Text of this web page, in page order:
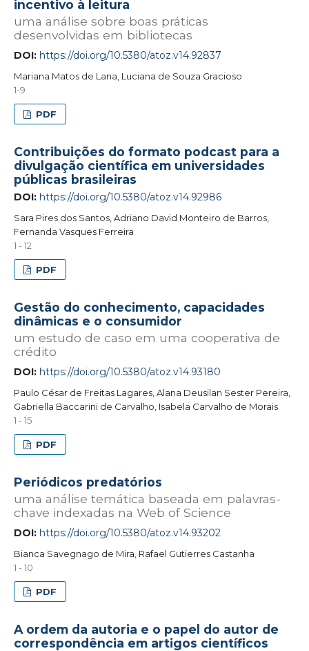
incentivo à leitura
uma análise sobre boas práticas
desenvolvidas em bibliotecas
DOI: https://doi.org/10.5380/atoz.v14.92837
Mariana Matos de Lana, Luciana de Souza Gracioso
1-9
PDF
Contribuições do formato podcast para a
divulgação científica em universidades
públicas brasileiras
DOI: https://doi.org/10.5380/atoz.v14.92986
Sara Pires dos Santos, Adriano David Monteiro de Barros,
Fernanda Vasques Ferreira
1 - 12
PDF
Gestão do conhecimento, capacidades
dinâmicas e o consumidor
um estudo de caso em uma cooperativa de
crédito
DOI: https://doi.org/10.5380/atoz.v14.93180
Paulo César de Freitas Lagares, Alana Deusilan Sester Pereira,
Gabriella Baccarini de Carvalho, Isabela Carvalho de Morais
1 - 15
PDF
Periódicos predatórios
uma análise temática baseada em palavras-
chave indexadas na Web of Science
DOI: https://doi.org/10.5380/atoz.v14.93202
Bianca Savegnago de Mira, Rafael Gutierres Castanha
1 - 10
PDF
A ordem da autoria e o papel do autor de
correspondência em artigos científicos